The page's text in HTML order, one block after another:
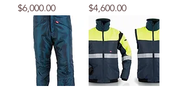
價格
$6,000.00
價格
$4,600.00